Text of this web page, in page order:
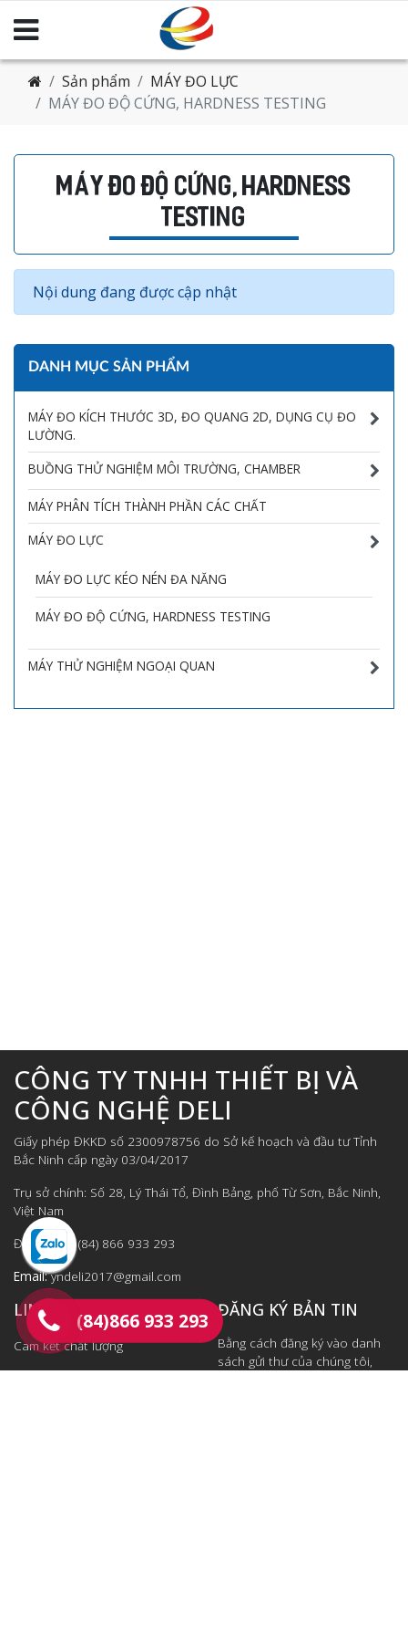
Sản phẩm
MÁY ĐO LỰC
MÁY ĐO ĐỘ CỨNG, HARDNESS TESTING
DANH MỤC SẢN PHẨM
MÁY ĐO KÍCH THƯỚC 3D, ĐO QUANG 2D, DỤNG CỤ ĐO
LƯỜNG.
BUỒNG THỬ NGHIỆM MÔI TRƯỜNG, CHAMBER
MÁY PHÂN TÍCH THÀNH PHẦN CÁC CHẤT
MÁY ĐO LỰC
MÁY ĐO LỰC KÉO NÉN ĐA NĂNG
MÁY ĐO ĐỘ CỨNG, HARDNESS TESTING
MÁY THỬ NGHIỆM NGOẠI QUAN
MÁY ĐO ĐỘ CỨNG, HARDNESS
TESTING
Nội dung đang được cập nhật
CÔNG TY TNHH THIẾT BỊ VÀ
CÔNG NGHỆ DELI
Giấy phép ĐKKD số 2300978756 do Sở kế hoạch và đầu tư Tỉnh
Bắc Ninh cấp ngày 03/04/2017
Trụ sở chính: Số 28, Lý Thái Tổ, Đình Bảng, phố Từ Sơn, Bắc Ninh,
Việt Nam
Điện thoại: (84) 866 933 293
Email:yndeli2017@gmail.com
LINK NHANH
Cam kết chất lượng
ĐĂNG KÝ BẢN TIN
Bằng cách đăng ký vào danh
sách gửi thư của chúng tôi,
(84)866 933 293